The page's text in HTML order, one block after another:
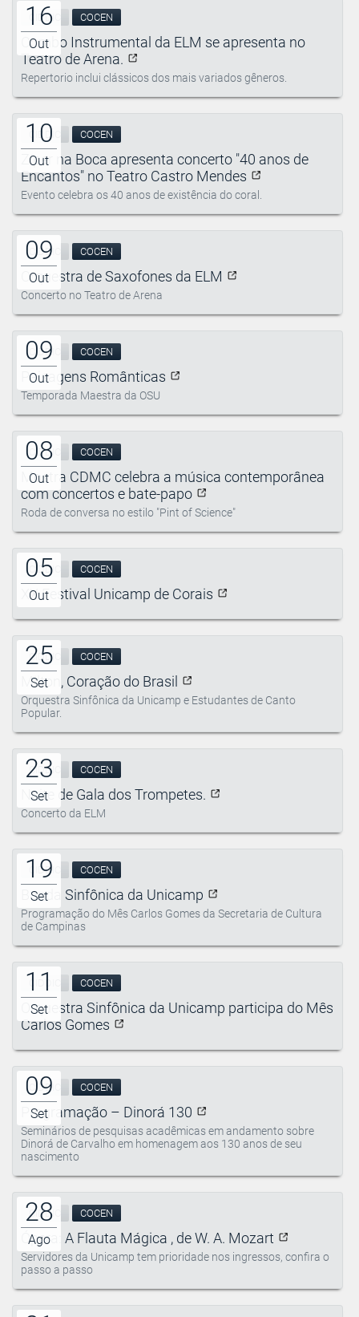
16
Out
CIDDIC COCEN
Combo Instrumental da ELM se apresenta no
Teatro de Arena.
Repertorio inclui clássicos dos mais variados gêneros.
10
Out
CIDDIC COCEN
Zíper na Boca apresenta concerto "40 anos de
Encantos" no Teatro Castro Mendes
Evento celebra os 40 anos de existência do coral.
09
Out
CIDDIC COCEN
Orquestra de Saxofones da ELM
Concerto no Teatro de Arena
09
Out
CIDDIC COCEN
Paisagens Românticas
Temporada Maestra da OSU
08
Out
CIDDIC COCEN
Mostra CDMC celebra a música contemporânea
com concertos e bate-papo
Roda de conversa no estilo "Pint of Science"
05
Out
CIDDIC COCEN
XX Festival Unicamp de Corais
25
Set
CIDDIC COCEN
Milton, Coração do Brasil
Orquestra Sinfônica da Unicamp e Estudantes de Canto
Popular.
23
Set
CIDDIC COCEN
Noite de Gala dos Trompetes.
Concerto da ELM
19
Set
CIDDIC COCEN
Banda Sinfônica da Unicamp
Programação do Mês Carlos Gomes da Secretaria de Cultura
de Campinas
11
Set
COCEN
Orquestra Sinfônica da Unicamp participa do Mês
Carlos Gomes
09
Set
CIDDIC COCEN
Programação – Dinorá 130
Seminários de pesquisas acadêmicas em andamento sobre
Dinorá de Carvalho em homenagem aos 130 anos de seu
nascimento
28
Ago
CIDDIC COCEN
Ópera: A Flauta Mágica , de W. A. Mozart
Servidores da Unicamp tem prioridade nos ingressos, confira o
passo a passo